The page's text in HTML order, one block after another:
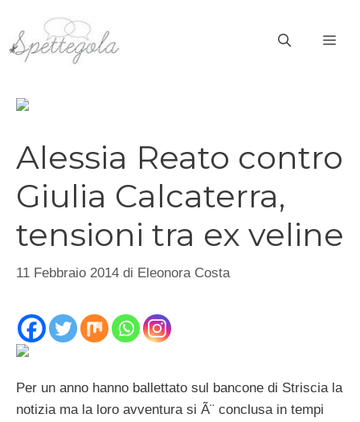
contenuto
Alessia Reato contro
Giulia Calcaterra,
tensioni tra ex veline
11 Febbraio 2014 di Eleonora Costa
Per un anno hanno ballettato sul bancone di Striscia la
notizia ma la loro avventura si Ã¨ conclusa in tempi